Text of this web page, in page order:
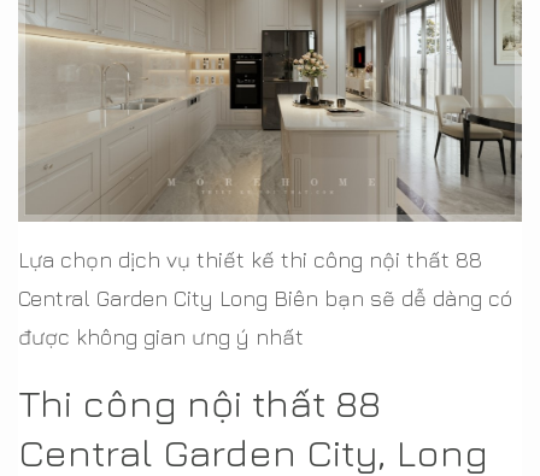
Lựa chọn dịch vụ thiết kế thi công nội thất 88
Central Garden City Long Biên bạn sẽ dễ dàng có
được không gian ưng ý nhất
Thi công nội thất 88
Central Garden City, Long